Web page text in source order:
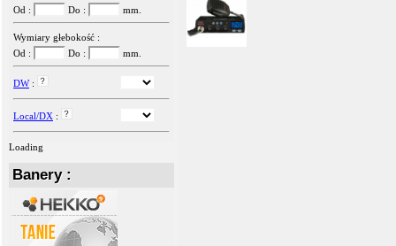
Od :
Do : mm.
Wymiary głebokość :
Od :
Do : mm.
DW:
Local/DX :
Loading
Banery :